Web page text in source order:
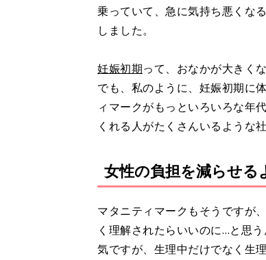
乗っていて、急に気持ち悪くな
しました。
妊娠初期って、おなかが大きく
でも、私のように、妊娠初期に
ィマークがもっといろいろな年
くれる人がたくさんいるような
女性の負担を減らせる
マタニティマークもそうですが
く理解されたらいいのに…と思
気ですが、生理中だけでなく生